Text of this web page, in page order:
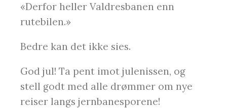
«Derfor heller Valdresbanen enn
rutebilen.»
Bedre kan det ikke sies.
God jul! Ta pent imot julenissen, og
stell godt med alle drømmer om nye
reiser langs jernbanesporene!